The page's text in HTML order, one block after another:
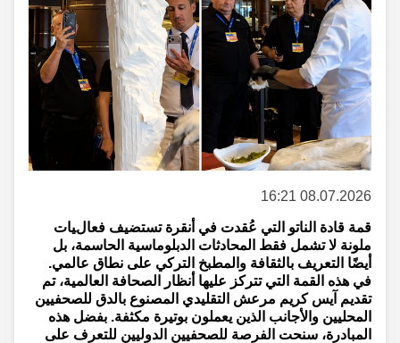
08.07.2026 16:21
قمة قادة الناتو التي عُقدت في أنقرة تستضيف فعاليات
ملونة لا تشمل فقط المحادثات الدبلوماسية الحاسمة، بل
أيضًا التعريف بالثقافة والمطبخ التركي على نطاق عالمي.
في هذه القمة التي تتركز عليها أنظار الصحافة العالمية، تم
تقديم آيس كريم مرعش التقليدي المصنوع بالدق للصحفيين
المحليين والأجانب الذين يعملون بوتيرة مكثفة. بفضل هذه
المبادرة، سنحت الفرصة للصحفيين الدوليين للتعرف على